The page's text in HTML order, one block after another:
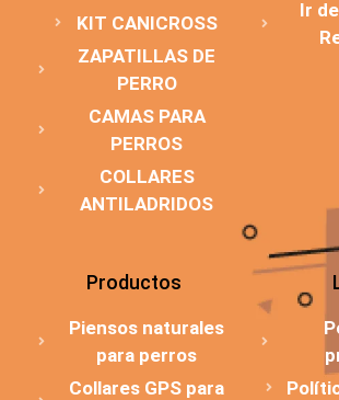
KIT CANICROSS
ZAPATILLAS DE
PERRO
CAMAS PARA
PERROS
COLLARES
ANTILADRIDOS
Ir
Productos
Piensos naturales
para perros
Collares GPS para